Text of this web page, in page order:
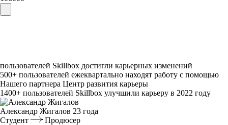
пользователей Skillbox достигли карьерных изменений
500⁠+ пользователей ежеквартально находят работу с помощью
Нашего партнера Центр развития карьеры
1400⁠+ пользователей Skillbox улучшили карьеру в 2022 году
Александр Жигалов 23 года
Студент
Продюсер